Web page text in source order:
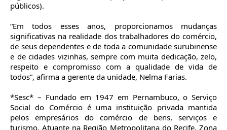
públicos).
“Em todos esses anos, proporcionamos mudanças
significativas na realidade dos trabalhadores do comércio,
de seus dependentes e de toda a comunidade surubinense
e de cidades vizinhas, sempre com muita dedicação, zelo,
respeito e compromisso com a qualidade de vida de
todos”, afirma a gerente da unidade, Nelma Farias.
*Sesc* – Fundado em 1947 em Pernambuco, o Serviço
Social do Comércio é uma instituição privada mantida
pelos empresários do comércio de bens, serviços e
turismo. Atuante na Região Metropolitana do Recife, Zona